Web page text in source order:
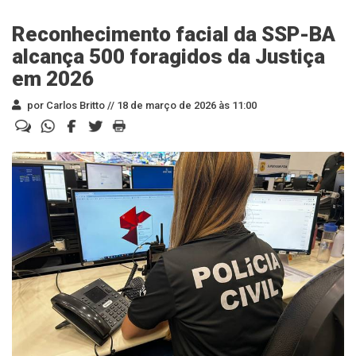
Reconhecimento facial da SSP-BA
alcança 500 foragidos da Justiça
em 2026
por Carlos Britto // 18 de março de 2026 às 11:00